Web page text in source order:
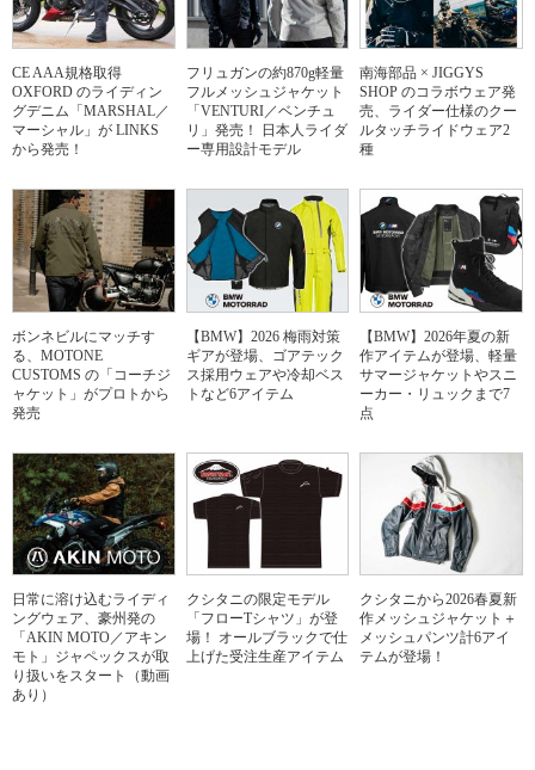
CE AAA規格取得
OXFORD のライディン
グデニム「MARSHAL／
マーシャル」が LINKS
から発売！
フリュガンの約870g軽量
フルメッシュジャケット
「VENTURI／ベンチュ
リ」発売！ 日本人ライダ
ー専用設計モデル
南海部品 × JIGGYS
SHOP のコラボウェア発
売、ライダー仕様のクー
ルタッチライドウェア2
種
ボンネビルにマッチす
る、MOTONE
CUSTOMS の「コーチジ
ャケット」がプロトから
発売
【BMW】2026 梅雨対策
ギアが登場、ゴアテック
ス採用ウェアや冷却ベス
トなど6アイテム
【BMW】2026年夏の新
作アイテムが登場、軽量
サマージャケットやスニ
ーカー・リュックまで7
点
日常に溶け込むライディ
ングウェア、豪州発の
「AKIN MOTO／アキン
モト」ジャペックスが取
り扱いをスタート（動画
あり）
クシタニの限定モデル
「フローTシャツ」が登
場！ オールブラックで仕
上げた受注生産アイテム
クシタニから2026春夏新
作メッシュジャケット＋
メッシュパンツ計6アイ
テムが登場！